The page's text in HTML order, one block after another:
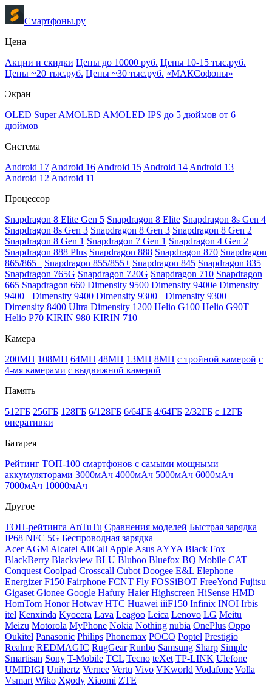
Смартфоны.ру
Цена
Акции и скидки Цены до 10000 руб. Цены 10-15 тыс.руб.
Цены ~20 тыс.руб. Цены ~30 тыс.руб. «МАКСофоны»
Экран
OLED Super AMOLED AMOLED IPS до 5 дюймов от 6
дюймов
Система
Android 17 Android 16 Android 15 Android 14 Android 13
Android 12 Android 11
Процессор
Snapdragon 8 Elite Gen 5 Snapdragon 8 Elite Snapdragon 8s Gen 4
Snapdragon 8s Gen 3 Snapdragon 8 Gen 3 Snapdragon 8 Gen 2
Snapdragon 8 Gen 1 Snapdragon 7 Gen 1 Snapdragon 4 Gen 2
Snapdragon 888 Plus Snapdragon 888 Snapdragon 870 Snapdragon
865/865+ Snapdragon 855/855+ Snapdragon 845 Snapdragon 835
Snapdragon 765G Snapdragon 720G Snapdragon 710 Snapdragon
665 Snapdragon 660 Dimensity 9500 Dimensity 9400e Dimensity
9400+ Dimensity 9400 Dimensity 9300+ Dimensity 9300
Dimensity 8400 Ultra Dimensity 1200 Helio G100 Helio G90T
Helio P70 KIRIN 980 KIRIN 710
Камера
200МП 108МП 64МП 48МП 13МП 8МП с тройной камерой с
4-мя камерами с выдвижной камерой
Память
512ГБ 256ГБ 128ГБ 6/128ГБ 6/64ГБ 4/64ГБ 2/32ГБ с 12ГБ
оперативки
Батарея
Рейтинг ТОП-100 смартфонов с самыми мощными
аккумуляторами 3000мАч 4000мАч 5000мАч 6000мАч
7000мАч 10000мАч
Другое
ТОП-рейтинга AnTuTu Сравнения моделей Быстрая зарядка
IP68 NFC 5G Беспроводная зарядка
Acer AGM Alcatel AllCall Apple Asus AYYA Black Fox
BlackBerry Blackview BLU Bluboo Bluefox BQ Mobile CAT
Conquest Coolpad Crosscall Cubot Doogee E&L Elephone
Energizer F150 Fairphone FCNT Fly FOSSiBOT FreeYond Fujitsu
Gigaset Gionee Google Hafury Haier Highscreen HiSense HMD
HomTom Honor Hotwav HTC Huawei iiiF150 Infinix INOI Irbis
itel Kenxinda Kyocera Lava Leagoo Leica Lenovo LG Meitu
Meizu Motorola MyPhone Nokia Nothing nubia OnePlus Oppo
Oukitel Panasonic Philips Phonemax POCO Poptel Prestigio
Realme REDMAGIC RugGear Runbo Samsung Sharp Simple
Smartisan Sony T-Mobile TCL Tecno teXet TP-LINK Ulefone
UMIDIGI Unihertz Vernee Vertu Vivo VKworld Vodafone Volla
Vsmart Wiko Xgody Xiaomi ZTE